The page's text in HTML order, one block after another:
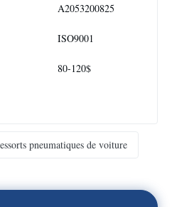
A2053200825
ISO9001
80-120$
pneumatiques de voiture